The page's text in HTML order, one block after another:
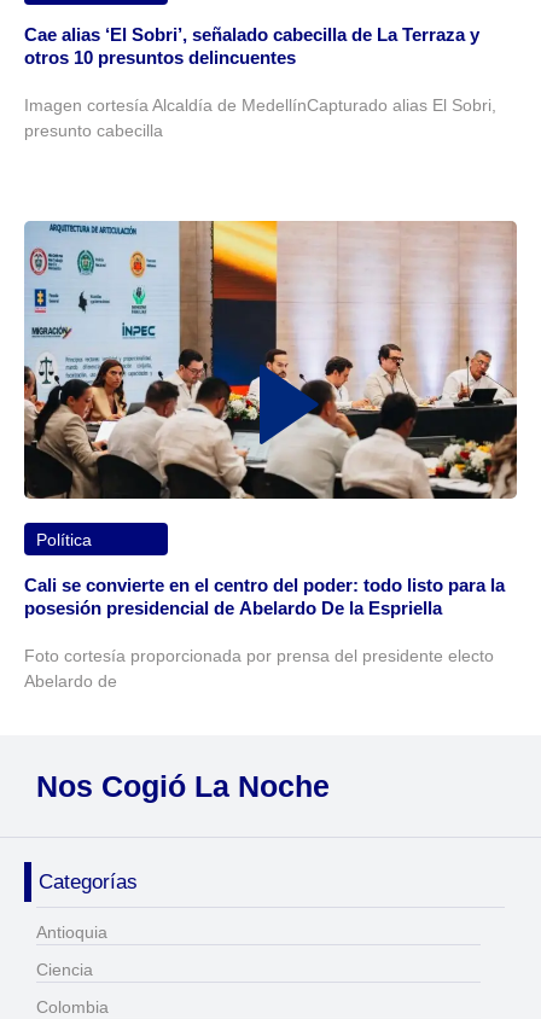
Cae alias ‘El Sobri’, señalado cabecilla de La Terraza y
otros 10 presuntos delincuentes
Imagen cortesía Alcaldía de MedellínCapturado alias El Sobri,
presunto cabecilla
Política
Cali se convierte en el centro del poder: todo listo para la
posesión presidencial de Abelardo De la Espriella
Foto cortesía proporcionada por prensa del presidente electo
Abelardo de
Nos Cogió La Noche
Categorías
Antioquia
Ciencia
Colombia